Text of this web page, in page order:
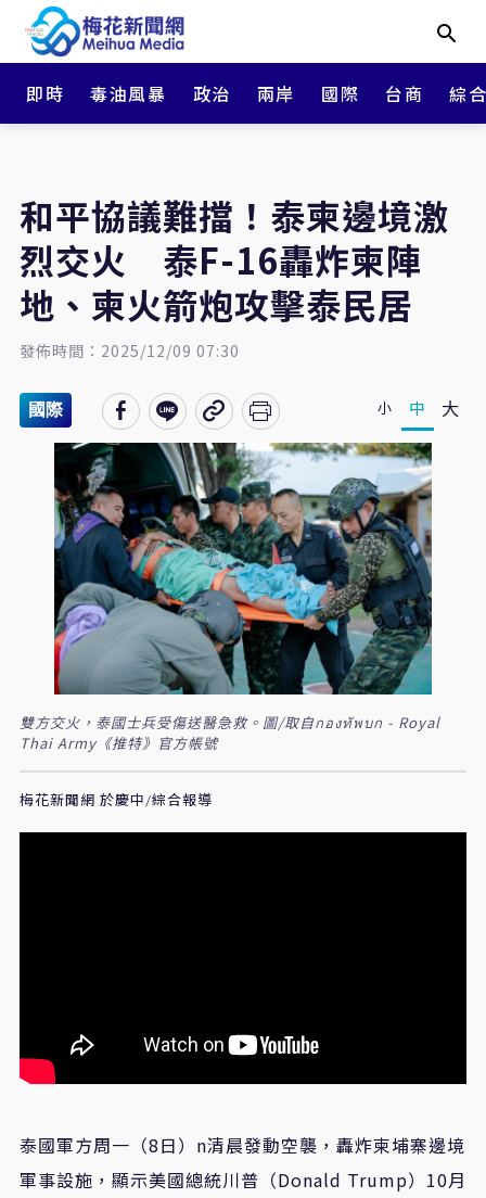
即時 毒油風暴 政治 兩岸 國際 台商 綜
和平協議難擋！泰柬邊境激
烈交火 泰F-16轟炸柬陣
地、柬火箭炮攻擊泰民居
發佈時間：2025/12/09 07:30
國際 小 中 大
雙方交火，泰國士兵受傷送醫急救。圖/取自กองทัพบก - Royal
Thai Army《推特》官方帳號
梅花新聞網 於慶中/綜合報導
泰國軍方周一（8日）n清晨發動空襲，轟炸柬埔寨邊境
軍事設施，顯示美國總統川普（Donald Trump）10月